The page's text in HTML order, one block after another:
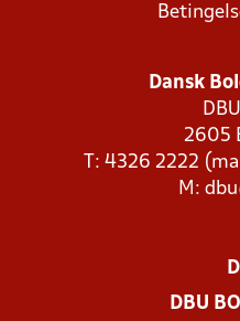
Dansk
2605
T: 4326 2222
M:
DBU